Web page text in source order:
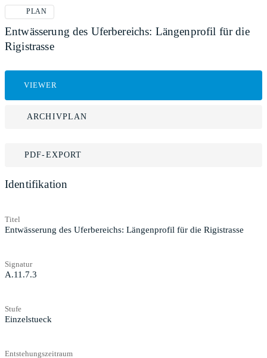
PLAN
Entwässerung des Uferbereichs: Längenprofil für die
Rigistrasse
VIEWER
ARCHIVPLAN
PDF-EXPORT
Identifikation
Titel
Entwässerung des Uferbereichs: Längenprofil für die Rigistrasse
Signatur
A.11.7.3
Stufe
Einzelstueck
Entstehungszeitraum